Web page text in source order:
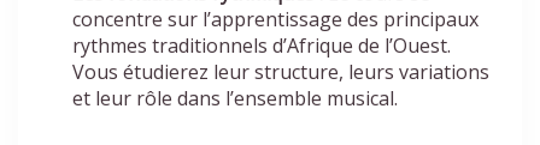
concentre sur l’apprentissage des principaux
rythmes traditionnels d’Afrique de l’Ouest.
Vous étudierez leur structure, leurs variations
et leur rôle dans l’ensemble musical.